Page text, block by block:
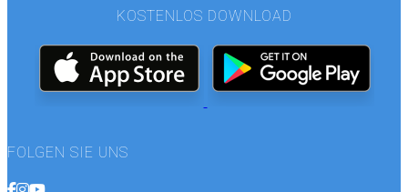
KOSTENLOS DOWNLOAD
FOLGEN SIE UNS